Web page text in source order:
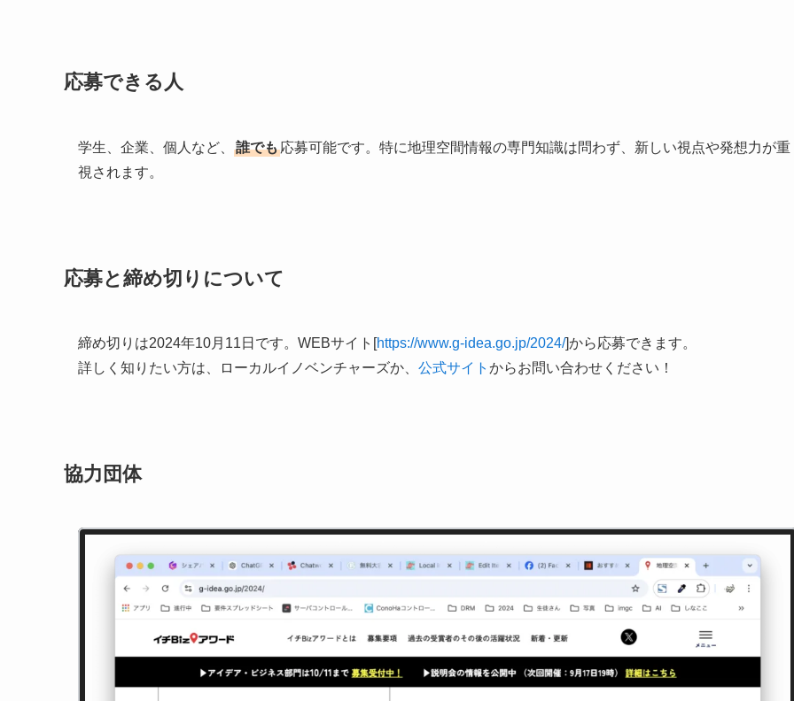
応募できる人
学生、企業、個人など、 誰でも応募可能です。特に地理空間情報の専門知識は問わず、新しい視点や発想力が重
視されます。
応募と締め切りについて
締め切りは2024年10月11日です。WEBサイト[https://www.g-idea.go.jp/2024/]から応募できます。
詳しく知りたい方は、ローカルイノベンチャーズか、 公式サイト からお問い合わせください！
協力団体